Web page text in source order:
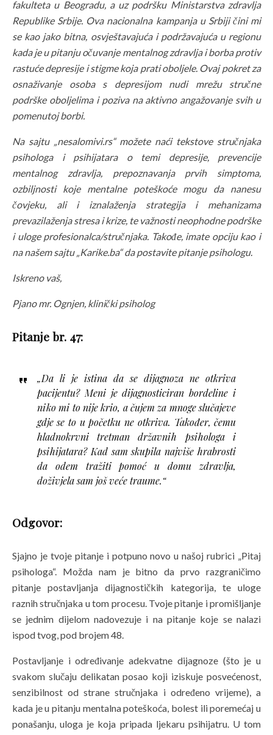
fakulteta u Beogradu, a uz podršku Ministarstva zdravlja
Republike Srbije. Ova nacionalna kampanja u Srbiji čini mi
se kao jako bitna, osvještavajuća i podržavajuća u regionu
kada je u pitanju očuvanje mentalnog zdravlja i borba protiv
rastuće depresije i stigme koja prati oboljele. Ovaj pokret za
osnaživanje osoba s depresijom nudi mrežu stručne
podrške oboljelima i poziva na aktivno angažovanje svih u
pomenutoj borbi.
Na sajtu „nesalomivi.rs“ možete naći tekstove stručnjaka
psihologa i psihijatara o temi depresije, prevencije
mentalnog zdravlja, prepoznavanja prvih simptoma,
ozbiljnosti koje mentalne poteškoće mogu da nanesu
čovjeku, ali i iznalaženja strategija i mehanizama
prevazilaženja stresa i krize, te važnosti neophodne podrške
i uloge profesionalca/stručnjaka. Takođe, imate opciju kao i
na našem sajtu „Karike.ba“ da postavite pitanje psihologu.
Iskreno vaš,
Pjano mr. Ognjen, klinički psiholog
Pitanje br. 47:
„Da li je istina da se dijagnoza ne otkriva
pacijentu? Meni je dijagnosticiran bordeline i
niko mi to nije krio, a čujem za mnoge slučajeve
gdje se to u početku ne otkriva. Također, čemu
hladnokrvni tretman državnih psihologa i
psihijatara? Kad sam skupila najviše hrabrosti
da odem tražiti pomoć u domu zdravlja,
doživjela sam još veće traume.“
Odgovor:
Sjajno je tvoje pitanje i potpuno novo u našoj rubrici „Pitaj
psihologa“. Možda nam je bitno da prvo razgraničimo
pitanje postavljanja dijagnostičkih kategorija, te uloge
raznih stručnjaka u tom procesu. Tvoje pitanje i promišljanje
se jednim dijelom nadovezuje i na pitanje koje se nalazi
ispod tvog, pod brojem 48.
Postavljanje i određivanje adekvatne dijagnoze (što je u
svakom slučaju delikatan posao koji iziskuje posvećenost,
senzibilnost od strane stručnjaka i određeno vrijeme), a
kada je u pitanju mentalna poteškoća, bolest ili poremećaj u
ponašanju, uloga je koja pripada ljekaru psihijatru. U tom